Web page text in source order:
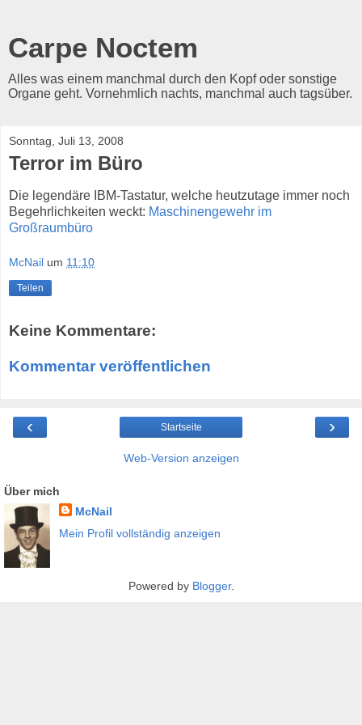
Carpe Noctem
Alles was einem manchmal durch den Kopf oder sonstige
Organe geht. Vornehmlich nachts, manchmal auch tagsüber.
Sonntag, Juli 13, 2008
Terror im Büro
Die legendäre IBM-Tastatur, welche heutzutage immer noch
Begehrlichkeiten weckt: Maschinengewehr im
Großraumbüro
McNail um 11:10
Teilen
Keine Kommentare:
Kommentar veröffentlichen
‹ ›
Startseite
Web-Version anzeigen
Über mich
McNail
Mein Profil vollständig anzeigen
Powered by Blogger.